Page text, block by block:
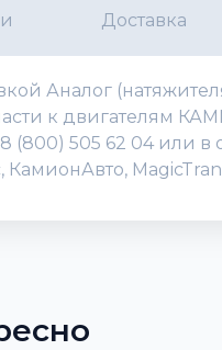
Доставка
Аналог
к двигателям
8 (800) 505 62 04